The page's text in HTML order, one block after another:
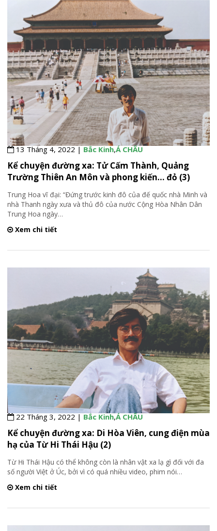
13 Tháng 4, 2022 |Bắc Kinh,Á CHÂU
Kể chuyện đường xa: Tử Cấm Thành, Quảng
Trường Thiên An Môn và phong kiến… đỏ (3)
Trung Hoa vĩ đại: “Đứng trước kinh đô của đế quốc nhà Minh và
nhà Thanh ngày xưa và thủ đô của nước Cộng Hòa Nhân Dân
Trung Hoa ngày…
Xem chi tiết
22 Tháng 3, 2022 |Bắc Kinh,Á CHÂU
Kể chuyện đường xa: Di Hòa Viên, cung điện mùa
hạ của Từ Hi Thái Hậu (2)
Từ Hi Thái Hậu có thể không còn là nhân vật xa lạ gì đối với đa
số người Việt ở Úc, bởi vì có quá nhiều video, phim nói…
Xem chi tiết